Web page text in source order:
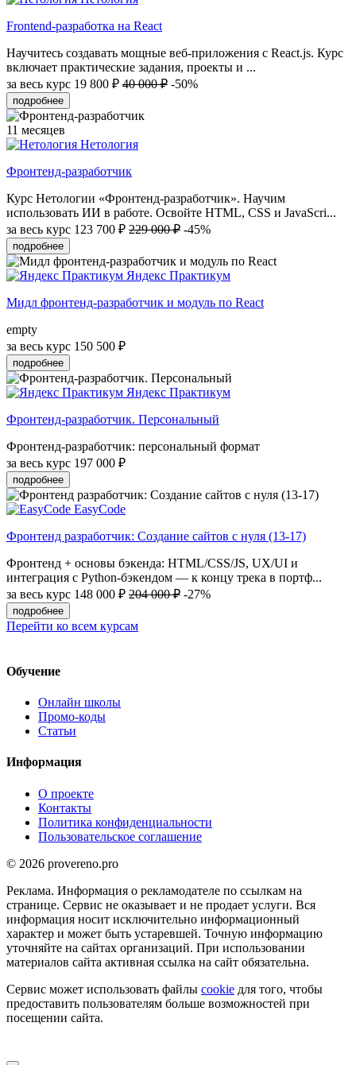
Frontend-разработка на React
Научитесь создавать мощные веб-приложения с React.js. Курс
включает практические задания, проекты и ...
за весь курс 19 800 ₽ 40 000 ₽ -50%
подробнее
11 месяцев
Нетология
Фронтенд-разработчик
Курс Нетологии «Фронтенд-разработчик». Научим
использовать ИИ в работе. Освойте HTML, CSS и JavaScri...
за весь курс 123 700 ₽ 229 000 ₽ -45%
подробнее
Яндекс Практикум
Мидл фронтенд-разработчик и модуль по React
empty
за весь курс 150 500 ₽
подробнее
Яндекс Практикум
Фронтенд-разработчик. Персональный
Фронтенд-разработчик: персональный формат
за весь курс 197 000 ₽
подробнее
EasyCode
Фронтенд разработчик: Создание сайтов с нуля (13-17)
Фронтенд + основы бэкенда: HTML/CSS/JS, UX/UI и
интеграция с Python-бэкендом — к концу трека в портф...
за весь курс 148 000 ₽ 204 000 ₽ -27%
подробнее
Перейти ко всем курсам
Обучение
Онлайн школы
Промо-коды
Статьи
Информация
О проекте
Контакты
Политика конфиденциальности
Пользовательское соглашение
© 2026 provereno.pro
Реклама. Информация о рекламодателе по ссылкам на
странице. Сервис не оказывает и не продает услуги. Вся
информация носит исключительно информационный
характер и может быть устаревшей. Точную информацию
уточняйте на сайтах организаций. При использовании
материалов сайта активная ссылка на сайт обязательна.
Сервис может использовать файлы cookie для того, чтобы
предоставить пользователям больше возможностей при
посещении сайта.